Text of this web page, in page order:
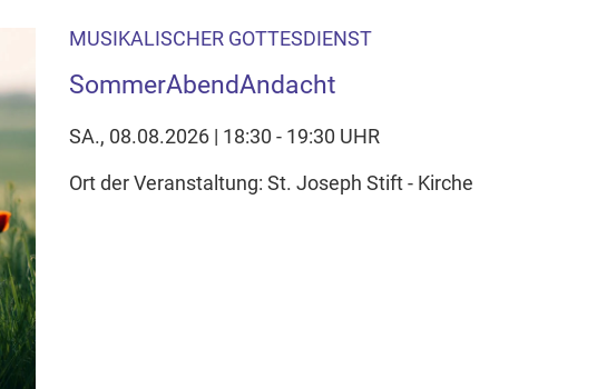
MUSIKALISCHER GOTTESDIENST
SommerAbendAndacht
SA., 08.08.2026 | 18:30 - 19:30 UHR
Ort der Veranstaltung: St. Joseph Stift - Kirche